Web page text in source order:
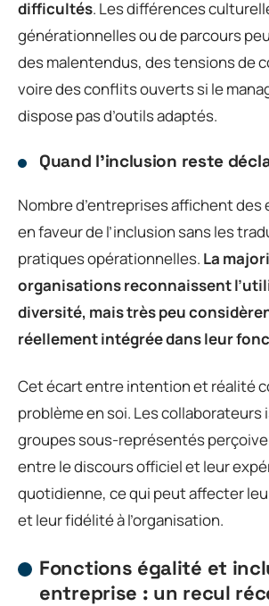
difficultés. Les différences
générationnelles ou de parcours
des malentendus, des tensions de
voire des conflits ouverts si le
dispose pas d’outils adaptés.
Quand l’inclusion reste
Nombre d’entreprises affichent
en faveur de l’inclusion sans les
pratiques opérationnelles. La
organisations reconnaissent
diversité, mais très peu
réellement intégrée dans leur
Cet écart entre intention et réalité
problème en soi. Les collaborateurs
groupes sous-représentés
entre le discours officiel et leur
quotidienne, ce qui peut affecter
et leur fidélité à l’organisation.
Fonctions égalité et
entreprise : un recul